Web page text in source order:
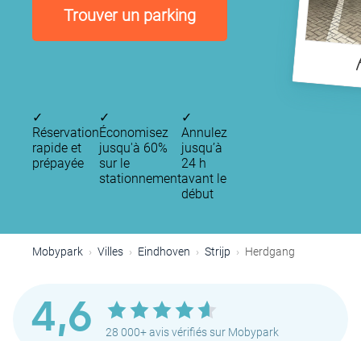
Trouver un parking
✓
Réservation
rapide et
prépayée
✓
Économisez
jusqu'à 60%
sur le
stationnement
✓
Annulez
jusqu’à
24 h
avant le
début
Mobypark Villes Eindhoven Strijp Herdgang
4,6 28 000+ avis vérifiés sur Mobypark